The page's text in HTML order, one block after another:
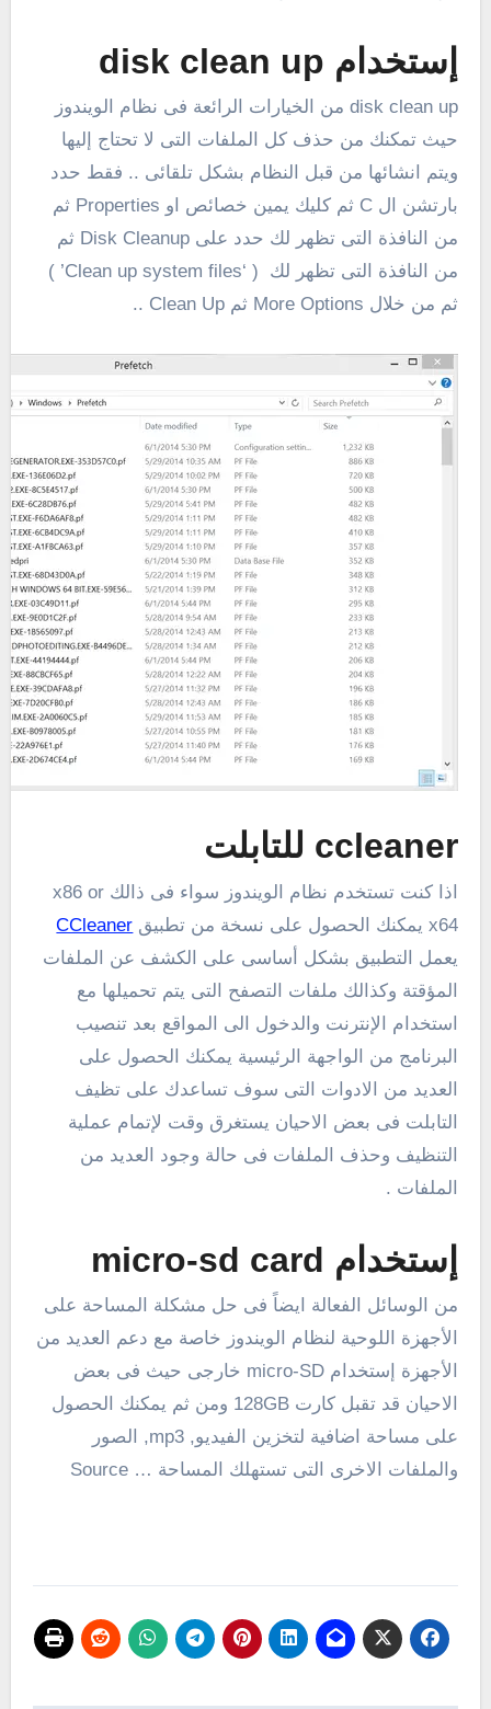
إستخدام disk clean up
disk clean up من الخيارات الرائعة فى نظام الويندوز
حيث تمكنك من حذف كل الملفات التى لا تحتاج إليها
ويتم انشائها من قبل النظام بشكل تلقائى .. فقط حدد
بارتشن ال C ثم كليك يمين خصائص او Properties ثم
من النافذة التى تظهر لك حدد على Disk Cleanup ثم
من النافذة التى تظهر لك ( ‘Clean up system files’ )
ثم من خلال More Options ثم Clean Up ..
ccleaner للتابلت
اذا كنت تستخدم نظام الويندوز سواء فى ذالك x86 or
x64 يمكنك الحصول على نسخة من تطبيق
CCleaner
يعمل التطبيق بشكل أساسى على الكشف عن الملفات
المؤقتة وكذالك ملفات التصفح التى يتم تحميلها مع
استخدام الإنترنت والدخول الى المواقع بعد تنصيب
البرنامج من الواجهة الرئيسية يمكنك الحصول على
العديد من الادوات التى سوف تساعدك على تظيف
التابلت فى بعض الاحيان يستغرق وقت لإتمام عملية
التنظيف وحذف الملفات فى حالة وجود العديد من
الملفات .
إستخدام micro-sd card
من الوسائل الفعالة ايضاً فى حل مشكلة المساحة على
الأجهزة اللوحية لنظام الويندوز خاصة مع دعم العديد من
الأجهزة إستخدام micro-SD خارجى حيث فى بعض
الاحيان قد تقبل كارت 128GB ومن ثم يمكنك الحصول
على مساحة اضافية لتخزين الفيديو, mp3, الصور
والملفات الاخرى التى تستهلك المساحة … Source